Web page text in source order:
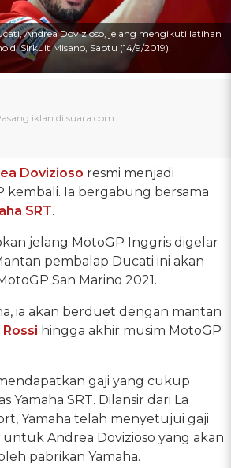
Andrea Dovizioso, jelang mengikuti latihan
di Sirkuit Misano, Sabtu (14/9/2019).
Dovizioso resmi menjadi
kembali. Ia bergabung bersama
SRT.
jelang MotoGP Inggris digelar
pembalap Ducati ini akan
San Marino 2021.
ia akan berduet dengan mantan
hingga akhir musim MotoGP
gaji yang cukup
Yamaha SRT. Dilansir dari La
Yamaha telah menyetujui gaji
Andrea Dovizioso yang akan
pabrikan Yamaha.